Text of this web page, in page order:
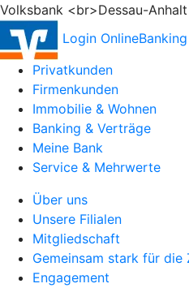
Volksbank <br>Dessau-Anhalt
Login OnlineBanking
Privatkunden
Firmenkunden
Immobilie & Wohnen
Banking & Verträge
Meine Bank
Service & Mehrwerte
Über uns
Unsere Filialen
Mitgliedschaft
Gemeinsam stark für die
Engagement